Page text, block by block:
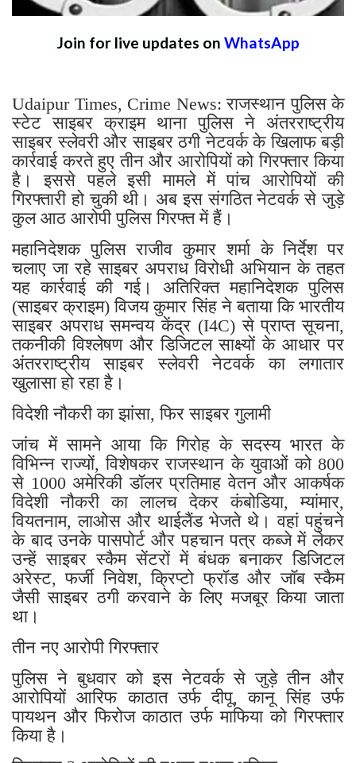
Join for live updates on WhatsApp
Udaipur Times, Crime News: राजस्थान पुलिस के
स्टेट साइबर क्राइम थाना पुलिस ने अंतरराष्ट्रीय
साइबर स्लेवरी और साइबर ठगी नेटवर्क के खिलाफ बड़ी
कार्रवाई करते हुए तीन और आरोपियों को गिरफ्तार किया
है। इससे पहले इसी मामले में पांच आरोपियों की
गिरफ्तारी हो चुकी थी। अब इस संगठित नेटवर्क से जुड़े
कुल आठ आरोपी पुलिस गिरफ्त में हैं।
महानिदेशक पुलिस राजीव कुमार शर्मा के निर्देश पर
चलाए जा रहे साइबर अपराध विरोधी अभियान के तहत
यह कार्रवाई की गई। अतिरिक्त महानिदेशक पुलिस
(साइबर क्राइम) विजय कुमार सिंह ने बताया कि भारतीय
साइबर अपराध समन्वय केंद्र (I4C) से प्राप्त सूचना,
तकनीकी विश्लेषण और डिजिटल साक्ष्यों के आधार पर
अंतरराष्ट्रीय साइबर स्लेवरी नेटवर्क का लगातार
खुलासा हो रहा है।
विदेशी नौकरी का झांसा, फिर साइबर गुलामी
जांच में सामने आया कि गिरोह के सदस्य भारत के
विभिन्न राज्यों, विशेषकर राजस्थान के युवाओं को 800
से 1000 अमेरिकी डॉलर प्रतिमाह वेतन और आकर्षक
विदेशी नौकरी का लालच देकर कंबोडिया, म्यांमार,
वियतनाम, लाओस और थाईलैंड भेजते थे। वहां पहुंचने
के बाद उनके पासपोर्ट और पहचान पत्र कब्जे में लेकर
उन्हें साइबर स्कैम सेंटरों में बंधक बनाकर डिजिटल
अरेस्ट, फर्जी निवेश, क्रिप्टो फ्रॉड और जॉब स्कैम
जैसी साइबर ठगी करवाने के लिए मजबूर किया जाता
था।
तीन नए आरोपी गिरफ्तार
पुलिस ने बुधवार को इस नेटवर्क से जुड़े तीन और
आरोपियों आरिफ काठात उर्फ दीपू, कानू सिंह उर्फ
पायथन और फिरोज काठात उर्फ माफिया को गिरफ्तार
किया है।